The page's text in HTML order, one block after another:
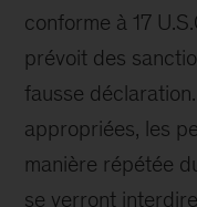
conforme à 17
prévoit des
fausse
appropriées, les
manière répétée
se verront